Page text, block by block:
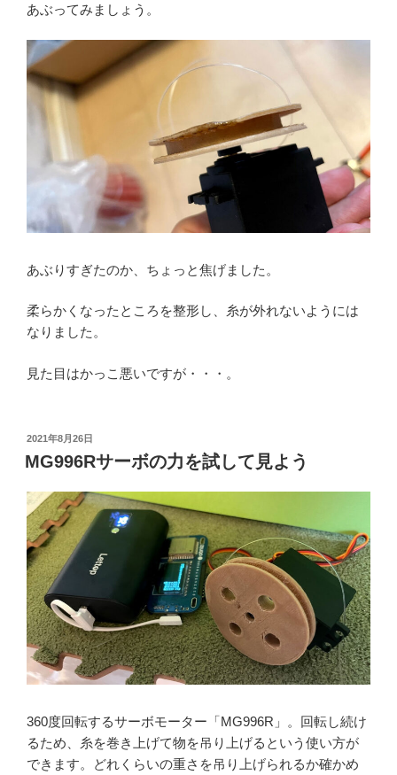
あぶってみましょう。
あぶりすぎたのか、ちょっと焦げました。
柔らかくなったところを整形し、糸が外れないようには
なりました。
見た目はかっこ悪いですが・・・。
投
稿
日:
2021年8月26日
MG996Rサーボの力を試して見よう
360度回転するサーボモーター「MG996R」。回転し続け
るため、糸を巻き上げて物を吊り上げるという使い方が
できます。どれくらいの重さを吊り上げられるか確かめ